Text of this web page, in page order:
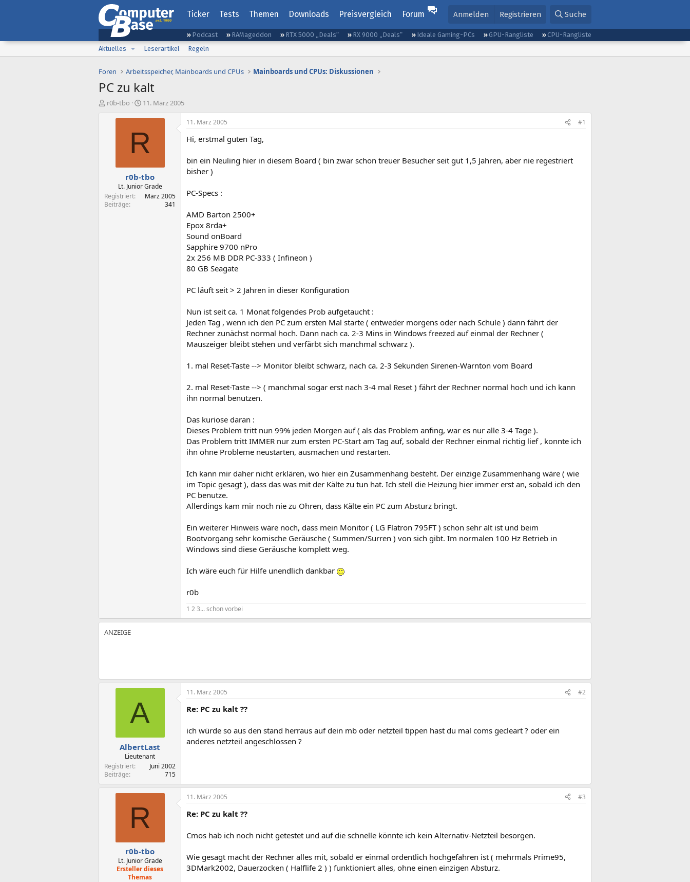
Ticker Tests Themen Downloads Preisvergleich Forum Anmelden Registrieren Suche
Podcast RAMageddon RTX 5000 „Deals“ RX 9000 „Deals“ Ideale Gaming-PCs GPU-Rangliste
CPU-Rangliste
Aktuelles
Leserartikel Regeln
Foren Arbeitsspeicher, Mainboards und CPUs Mainboards und CPUs: Diskussionen
PC zu kalt
E
r0b-tbo
E
s
e
l
t
a
m
11. März 2005
R
r0b-tbo
Lt. Junior Grade
Registriert
März 2005
Beiträge
341
11. März 2005 #1
Hi, erstmal guten Tag,
bin ein Neuling hier in diesem Board ( bin zwar schon treuer Besucher seit gut 1,5 Jahren, aber nie regestriert
bisher )
PC-Specs :
AMD Barton 2500+
Epox 8rda+
Sound onBoard
Sapphire 9700 nPro
2x 256 MB DDR PC-333 ( Infineon )
80 GB Seagate
PC läuft seit > 2 Jahren in dieser Konfiguration
Nun ist seit ca. 1 Monat folgendes Prob aufgetaucht :
Jeden Tag , wenn ich den PC zum ersten Mal starte ( entweder morgens oder nach Schule ) dann fährt der
Rechner zunächst normal hoch. Dann nach ca. 2-3 Mins in Windows freezed auf einmal der Rechner (
Mauszeiger bleibt stehen und verfärbt sich manchmal schwarz ).
1. mal Reset-Taste --> Monitor bleibt schwarz, nach ca. 2-3 Sekunden Sirenen-Warnton vom Board
2. mal Reset-Taste --> ( manchmal sogar erst nach 3-4 mal Reset ) fährt der Rechner normal hoch und ich kann
ihn normal benutzen.
Das kuriose daran :
Dieses Problem tritt nun 99% jeden Morgen auf ( als das Problem anfing, war es nur alle 3-4 Tage ).
Das Problem tritt IMMER nur zum ersten PC-Start am Tag auf, sobald der Rechner einmal richtig lief , konnte ich
ihn ohne Probleme neustarten, ausmachen und restarten.
Ich kann mir daher nicht erklären, wo hier ein Zusammenhang besteht. Der einzige Zusammenhang wäre ( wie
im Topic gesagt ), dass das was mit der Kälte zu tun hat. Ich stell die Heizung hier immer erst an, sobald ich den
PC benutze.
Allerdings kam mir noch nie zu Ohren, dass Kälte ein PC zum Absturz bringt.
Ein weiterer Hinweis wäre noch, dass mein Monitor ( LG Flatron 795FT ) schon sehr alt ist und beim
Bootvorgang sehr komische Geräusche ( Summen/Surren ) von sich gibt. Im normalen 100 Hz Betrieb in
Windows sind diese Geräusche komplett weg.
Ich wäre euch für Hilfe unendlich dankbar
r0b
1 2 3... schon vorbei
A
AlbertLast
Lieutenant
Registriert
Juni 2002
Beiträge
715
11. März 2005 #2
Re: PC zu kalt ??
ich würde so aus den stand herraus auf dein mb oder netzteil tippen hast du mal coms gecleart ? oder ein
anderes netzteil angeschlossen ?
R
r0b-tbo
Lt. Junior Grade
Ersteller dieses
Themas
11. März 2005 #3
Re: PC zu kalt ??
Cmos hab ich noch nicht getestet und auf die schnelle könnte ich kein Alternativ-Netzteil besorgen.
Wie gesagt macht der Rechner alles mit, sobald er einmal ordentlich hochgefahren ist ( mehrmals Prime95,
3DMark2002, Dauerzocken ( Halflife 2 ) ) funktioniert alles, ohne einen einzigen Absturz.